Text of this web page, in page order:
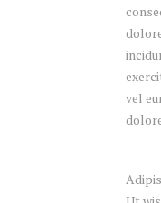
vel